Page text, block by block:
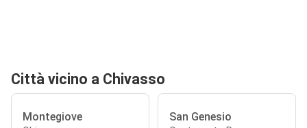
Città vicino a Chivasso
Montegiove San Genesio